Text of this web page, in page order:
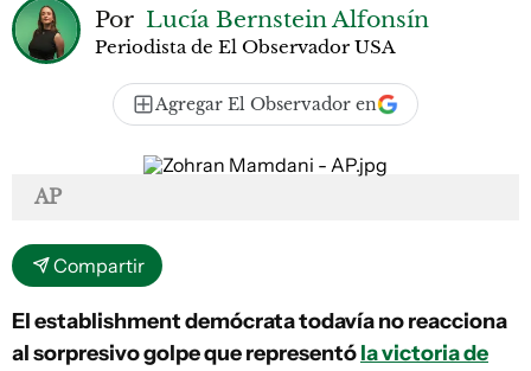
Por Lucía Bernstein Alfonsín
Periodista de El Observador USA
Agregar El Observador en
AP
Compartir
El establishment demócrata todavía no reacciona
al sorpresivo golpe que representóla victoria de